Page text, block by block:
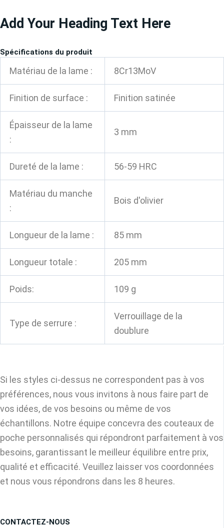
au
Add Your Heading Text Here
Spécifications du produit
Matériau de la lame : 8Cr13MoV
Finition de surface : Finition satinée
Épaisseur de la lame
:
3 mm
Dureté de la lame : 56-59 HRC
Matériau du manche
:
Bois d'olivier
Longueur de la lame : 85 mm
Longueur totale : 205 mm
Poids: 109 g
Type de serrure :
Verrouillage de la
doublure
Si les styles ci-dessus ne correspondent pas à vos
préférences, nous vous invitons à nous faire part de
vos idées, de vos besoins ou même de vos
échantillons. Notre équipe concevra des couteaux de
poche personnalisés qui répondront parfaitement à vos
besoins, garantissant le meilleur équilibre entre prix,
qualité et efficacité. Veuillez laisser vos coordonnées
et nous vous répondrons dans les 8 heures.
CONTACTEZ-NOUS